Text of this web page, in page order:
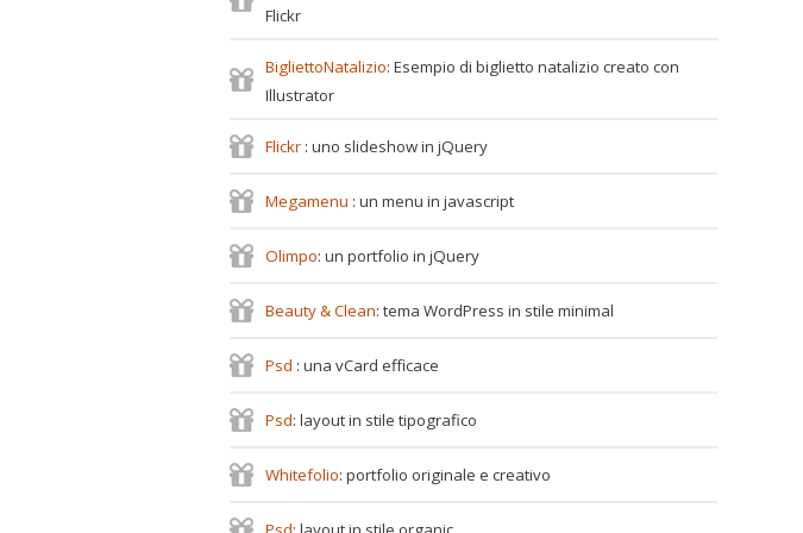
Flickr
BigliettoNatalizio: Esempio di biglietto natalizio creato con
Illustrator
Flickr : uno slideshow in jQuery
Megamenu : un menu in javascript
Olimpo: un portfolio in jQuery
Beauty & Clean: tema WordPress in stile minimal
Psd : una vCard efficace
Psd: layout in stile tipografico
Whitefolio: portfolio originale e creativo